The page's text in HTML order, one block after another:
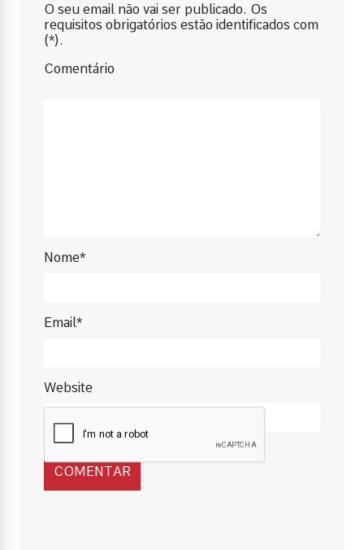
O seu email não vai ser publicado. Os
requisitos obrigatórios estão identificados com
(*).
Comentário
Nome*
Email*
Website